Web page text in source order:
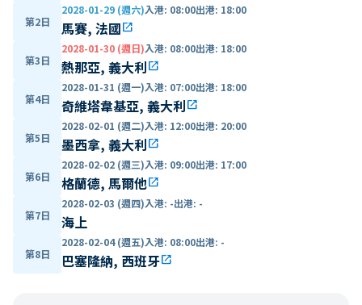
第2日
2028-01-29 (週六)入港: 08:00出港: 18:00
馬賽, 法國open_in_new
第3日
2028-01-30 (週日)入港: 08:00出港: 18:00
熱那亞, 義大利open_in_new
第4日
2028-01-31 (週一)入港: 07:00出港: 18:00
奇維塔韋基亞, 義大利open_in_new
第5日
2028-02-01 (週二)入港: 12:00出港: 20:00
墨西拿, 義大利open_in_new
第6日
2028-02-02 (週三)入港: 09:00出港: 17:00
格蘭德, 馬爾他open_in_new
第7日
2028-02-03 (週四)入港: -出港: -
海上
第8日
2028-02-04 (週五)入港: 08:00出港: -
巴塞隆納, 西班牙open_in_new